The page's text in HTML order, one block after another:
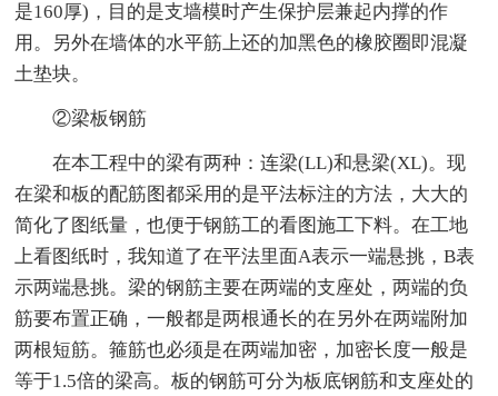
是160厚)，目的是支墙模时产生保护层兼起内撑的作
用。另外在墙体的水平筋上还的加黑色的橡胶圈即混凝
土垫块。
②梁板钢筋
在本工程中的梁有两种：连梁(LL)和悬梁(XL)。现
在梁和板的配筋图都采用的是平法标注的方法，大大的
简化了图纸量，也便于钢筋工的看图施工下料。在工地
上看图纸时，我知道了在平法里面A表示一端悬挑，B表
示两端悬挑。梁的钢筋主要在两端的支座处，两端的负
筋要布置正确，一般都是两根通长的在另外在两端附加
两根短筋。箍筋也必须是在两端加密，加密长度一般是
等于1.5倍的梁高。板的钢筋可分为板底钢筋和支座处的